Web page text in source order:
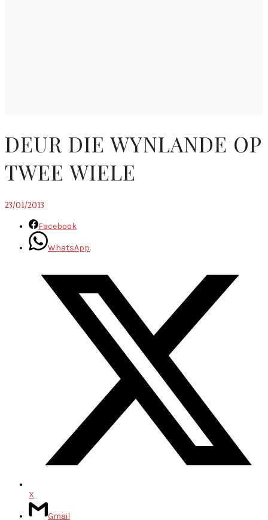
DEUR DIE WYNLANDE OP
TWEE WIELE
23/01/2013
Facebook
WhatsApp
X
Gmail